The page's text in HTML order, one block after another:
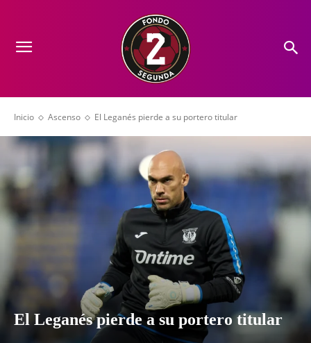
Inicio Ascenso El Leganés pierde a su portero titular
El Leganés pierde a su portero titular